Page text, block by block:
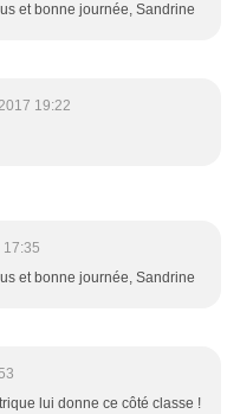
et bonne journée, Sandrine
19:22
et bonne journée, Sandrine
lui donne ce côté classe !